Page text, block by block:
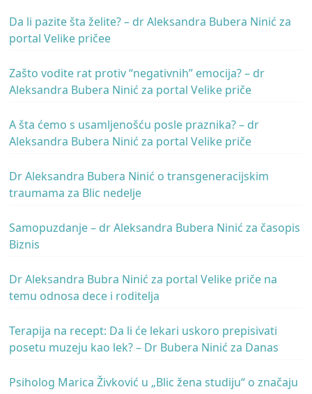
Da li pazite šta želite? – dr Aleksandra Bubera Ninić za
portal Velike pričee
Zašto vodite rat protiv “negativnih” emocija? – dr
Aleksandra Bubera Ninić za portal Velike priče
A šta ćemo s usamljenošću posle praznika? – dr
Aleksandra Bubera Ninić za portal Velike priče
Dr Aleksandra Bubera Ninić o transgeneracijskim
traumama za Blic nedelje
Samopuzdanje – dr Aleksandra Bubera Ninić za časopis
Biznis
Dr Aleksandra Bubra Ninić za portal Velike priče na
temu odnosa dece i roditelja
Terapija na recept: Da li će lekari uskoro prepisivati
posetu muzeju kao lek? – Dr Bubera Ninić za Danas
Psiholog Marica Živković u „Blic žena studiju“ o značaju